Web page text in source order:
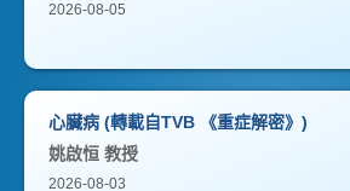
2026-08-05
心臟病 (轉載自TVB 《重症解密》)
姚啟恒 教授
2026-08-03